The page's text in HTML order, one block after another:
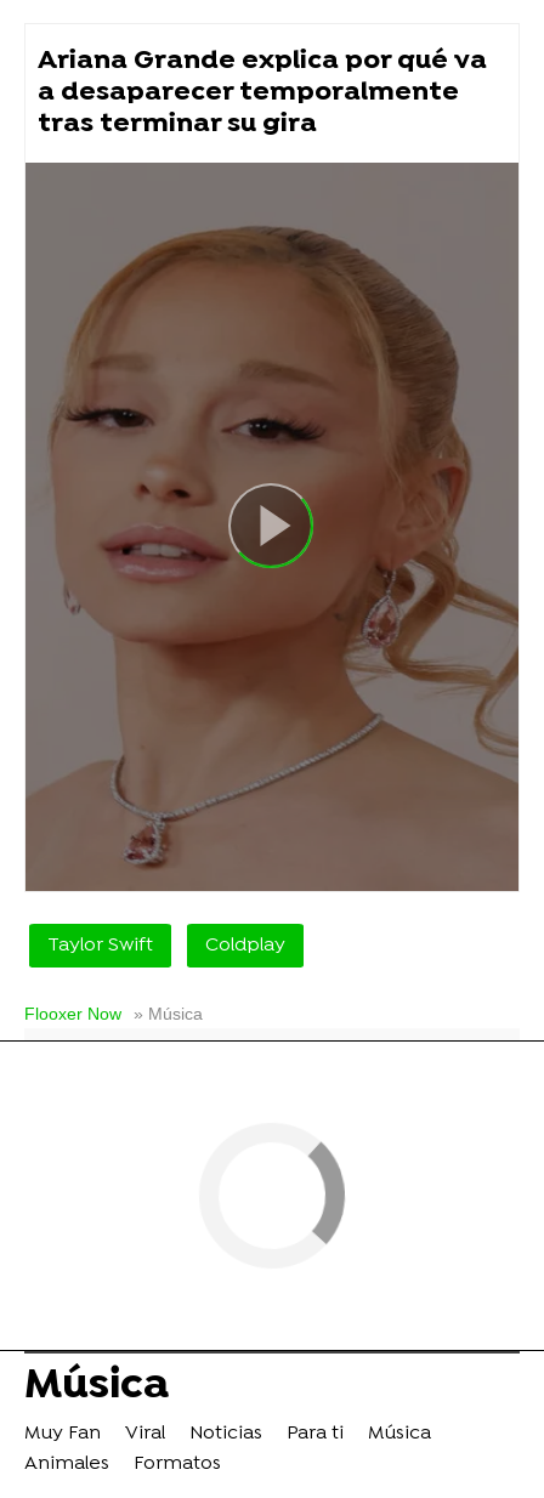
Ariana Grande explica por qué va
a desaparecer temporalmente
tras terminar su gira
Taylor Swift Coldplay
Flooxer Now » Música
Música
Muy Fan Viral Noticias Para ti
Música
Animales
Formatos